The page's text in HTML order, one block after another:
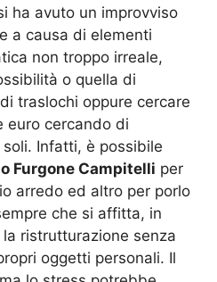
ha avuto un improvviso
a causa di elementi
non troppo irreale,
o quella di
traslochi oppure cercare
euro cercando di
Infatti, è possibile
Furgone Campitelli per
arredo ed altro per porlo
che si affitta, in
ristrutturazione senza
oggetti personali. Il